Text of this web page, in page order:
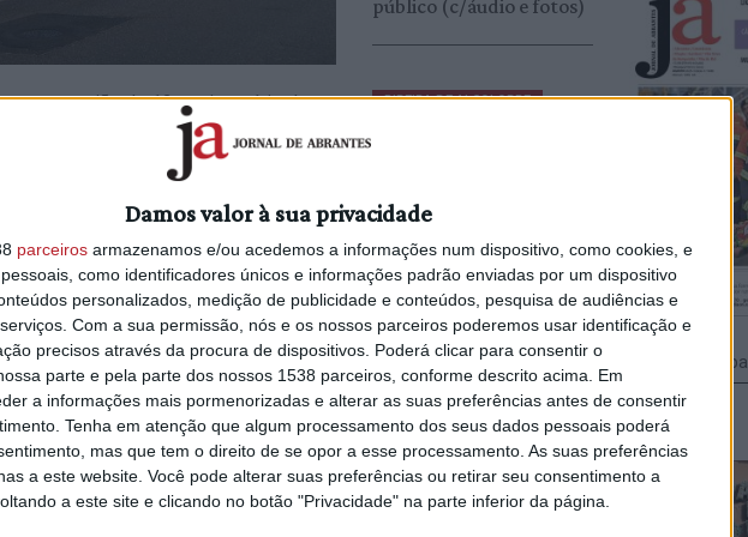
Damos valor à sua privacidade
parceiros armazenamos e/ou acedemos a informações num dispositivo, como cookies, e
como identificadores únicos e informações padrão enviadas por um dispositivo
personalizados, medição de publicidade e conteúdos, pesquisa de audiências e
Com a sua permissão, nós e os nossos parceiros poderemos usar identificação e
precisos através da procura de dispositivos. Poderá clicar para consentir o
parte e pela parte dos nossos 1538 parceiros, conforme descrito acima. Em
a informações mais pormenorizadas e alterar as suas preferências antes de consentir
Tenha em atenção que algum processamento dos seus dados pessoais poderá
mas que tem o direito de se opor a esse processamento. As suas preferências
a este website. Você pode alterar suas preferências ou retirar seu consentimento a
a este site e clicando no botão "Privacidade" na parte inferior da página.
por ocasião do 12.º aniversário do
decorrerá a Semana de Arte &
literatura, teatro, pintura e arte
Ponte de Sôr recebe, numa
No sábado, dia 4, o programa arranca
do Conto com Margarida Pinto
e Expressão Dramática com Gonçalo
Gindt e Daniel Mac Lloyd, dois
18h há lugar ao concerto Maio
No dia 8 de setembro, quarta-
do voluntariado BS3 – Associação
artísticas, ou seja, trabalho contínuo
público (c/áudio e fotos)
RIBEIRA DE ALCOLOBRE
árvores no troço da
ABRANTES
6/08/2026 às 09:37
Bombeiros reforçam
estrutura de comando
com novo segundo
comandante e dois novos
adjuntos (c/áudio)
Ampliar capa